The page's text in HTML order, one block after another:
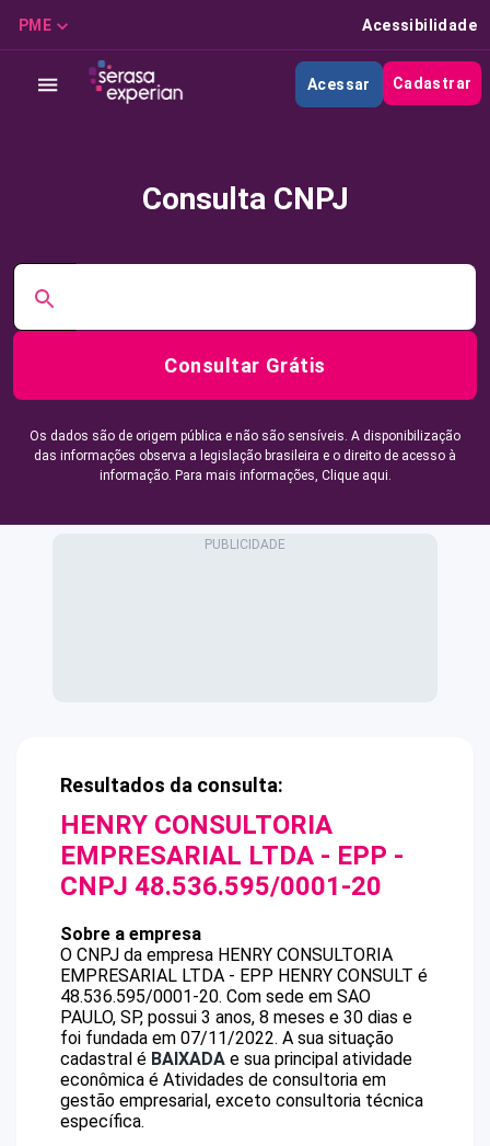
PME Acessibilidade
Acessar Cadastrar
Consulta CNPJ
Consultar Grátis
Os dados são de origem pública e não são sensíveis. A disponibilização
das informações observa a legislação brasileira e o direito de acesso à
informação. Para mais informações, Clique aqui.
Resultados da consulta:
HENRY CONSULTORIA
EMPRESARIAL LTDA - EPP -
CNPJ 48.536.595/0001-20
Sobre a empresa
O CNPJ da empresa HENRY CONSULTORIA
EMPRESARIAL LTDA - EPP HENRY CONSULT é
48.536.595/0001-20. Com sede em SAO
PAULO, SP, possui 3 anos, 8 meses e 30 dias e
foi fundada em 07/11/2022. A sua situação
cadastral é BAIXADA e sua principal atividade
econômica é Atividades de consultoria em
gestão empresarial, exceto consultoria técnica
específica.